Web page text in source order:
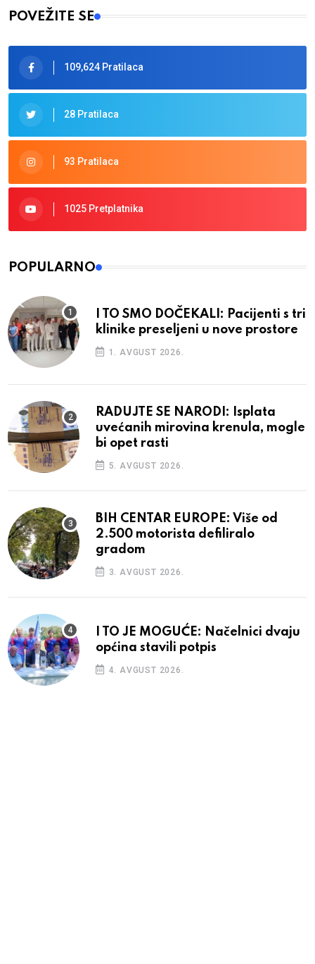
POVEŽITE SE
109,624 Pratilaca
28 Pratilaca
93 Pratilaca
1025 Pretplatnika
POPULARNO
I TO SMO DOČEKALI: Pacijenti s tri
klinike preseljeni u nove prostore
1. AVGUST 2026.
RADUJTE SE NARODI: Isplata
uvećanih mirovina krenula, mogle
bi opet rasti
5. AVGUST 2026.
BIH CENTAR EUROPE: Više od
2.500 motorista defiliralo
gradom
3. AVGUST 2026.
I TO JE MOGUĆE: Načelnici dvaju
općina stavili potpis
4. AVGUST 2026.